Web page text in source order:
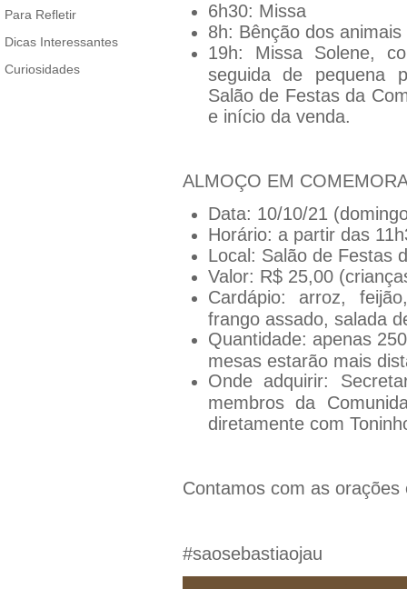
Para Refletir
Dicas Interessantes
Curiosidades
6h30: Missa
8h: Bênção dos animais
19h: Missa Solene,
seguida de pequena
Salão de Festas da
e início da venda.
ALMOÇO EM
Data: 10/10/21
Horário: a partir das
Local: Salão de Festas
Valor: R$ 25,00
Cardápio: arroz,
frango assado, salada
Quantidade: apenas
mesas estarão mais
Onde adquirir:
membros da
diretamente com
Contamos com as
#saosebastiaojau